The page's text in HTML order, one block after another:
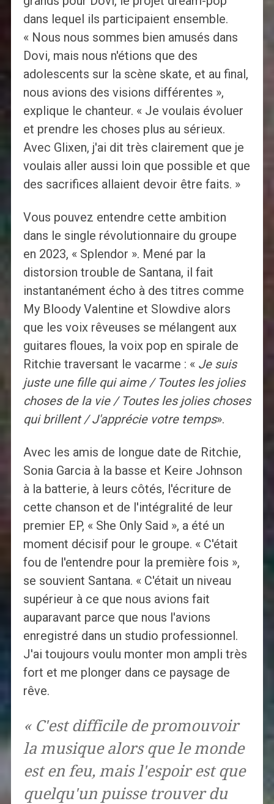
dans lequel ils participaient ensemble.
« Nous nous sommes bien amusés dans
Dovi, mais nous n'étions que des
adolescents sur la scène skate, et au final,
nous avions des visions différentes »,
explique le chanteur. « Je voulais évoluer
et prendre les choses plus au sérieux.
Avec Glixen, j'ai dit très clairement que je
voulais aller aussi loin que possible et que
des sacrifices allaient devoir être faits. »
Vous pouvez entendre cette ambition
dans le single révolutionnaire du groupe
en 2023, « Splendor ». Mené par la
distorsion trouble de Santana, il fait
instantanément écho à des titres comme
My Bloody Valentine et Slowdive alors
que les voix rêveuses se mélangent aux
guitares floues, la voix pop en spirale de
Ritchie traversant le vacarme : « Je suis
juste une fille qui aime / Toutes les jolies
choses de la vie / Toutes les jolies choses
qui brillent / J'apprécie votre temps».
Avec les amis de longue date de Ritchie,
Sonia Garcia à la basse et Keire Johnson
à la batterie, à leurs côtés, l'écriture de
cette chanson et de l'intégralité de leur
premier EP, « She Only Said », a été un
moment décisif pour le groupe. « C'était
fou de l'entendre pour la première fois »,
se souvient Santana. « C'était un niveau
supérieur à ce que nous avions fait
auparavant parce que nous l'avions
enregistré dans un studio professionnel.
J'ai toujours voulu monter mon ampli très
fort et me plonger dans ce paysage de
rêve.
« C'est difficile de promouvoir
la musique alors que le monde
est en feu, mais l'espoir est que
quelqu'un puisse trouver du